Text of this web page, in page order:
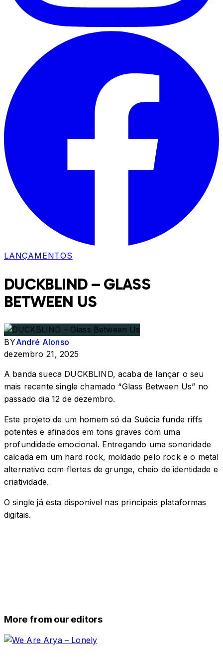
LANÇAMENTOS
DUCKBLIND – GLASS
BETWEEN US
BYAndré Alonso
dezembro 21, 2025
A banda sueca DUCKBLIND, acaba de lançar o seu
mais recente single chamado “Glass Between Us” no
passado dia 12 de dezembro.
Este projeto de um homem só da Suécia funde riffs
potentes e afinados em tons graves com uma
profundidade emocional. Entregando uma sonoridade
calcada em um hard rock, moldado pelo rock e o metal
alternativo com flertes de grunge, cheio de identidade e
criatividade.
O single já esta disponivel nas principais plataformas
digitais.
More from our editors